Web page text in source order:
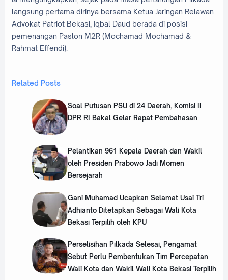
langsung pertama dirinya bersama Ketua Jaringan Relawan
Advokat Patriot Bekasi, Iqbal Daud berada di posisi
pemenangan Paslon M2R (Mochamad Mochamad &
Rahmat Effendi).
Related Posts
Soal Putusan PSU di 24 Daerah, Komisi II
DPR RI Bakal Gelar Rapat Pembahasan
Pelantikan 961 Kepala Daerah dan Wakil
oleh Presiden Prabowo Jadi Momen
Bersejarah
Gani Muhamad Ucapkan Selamat Usai Tri
Adhianto Ditetapkan Sebagai Wali Kota
Bekasi Terpilih oleh KPU
Perselisihan Pilkada Selesai, Pengamat
Sebut Perlu Pembentukan Tim Percepatan
Wali Kota dan Wakil Wali Kota Bekasi Terpilih